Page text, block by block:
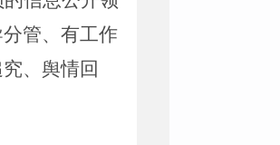
管、有工作
、舆情回